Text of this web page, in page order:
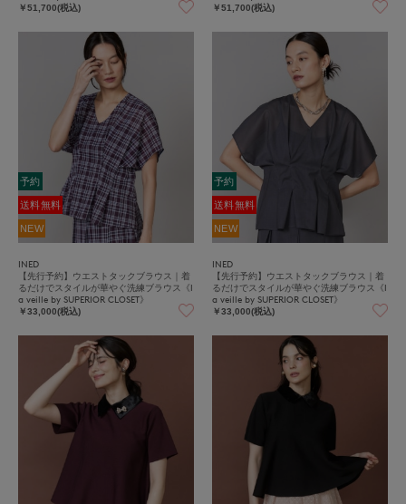
￥51,700(税込) ￥51,700(税込)
予約
送料無料
NEW
INED
【先行予約】ウエストタックブラウス｜着
るだけでスタイルが華やぐ洗練ブラウス《l
a veille by SUPERIOR CLOSET》
￥33,000(税込)
予約
送料無料
NEW
INED
【先行予約】ウエストタックブラウス｜着
るだけでスタイルが華やぐ洗練ブラウス《l
a veille by SUPERIOR CLOSET》
￥33,000(税込)